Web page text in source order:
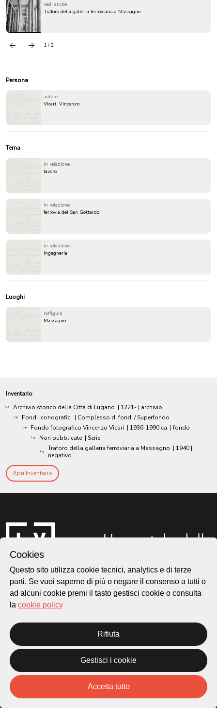
vedi anche
Traforo della galleria ferroviaria a Massagno
Precedentesuccessivo
1 / 2
Persona
autore
Vicari, Vincenzo
Tema
in relazione
lavoro
in relazione
ferrovia del San Gottardo
in relazione
ingegneria
Luoghi
raffigura
Massagno
Inventario
Archivio storico della Città di Lugano | 1221- | archivio
Fondi iconografici | Complesso di fondi / Superfondo
Fondo fotografico Vincenzo Vicari | 1936-1990 ca. | fondo
Non pubblicate | Serie
Traforo della galleria ferroviaria a Massagno | 1940 |
negativo
Apri Inventario
Città di Lugano
6976 Castagnola
Archivio Lugano © 2026
Per informazioni:
patrimonio@lugano.ch
Cookies
Questo sito utilizza cookie tecnici, analytics e di terze
parti. Se vuoi saperne di più o negare il consenso a tutti o
ad alcuni cookie premi il tasto gestisci cookie o consulta
la cookie policy
Rifiuta
Gestisci i cookie
Accetta tutto